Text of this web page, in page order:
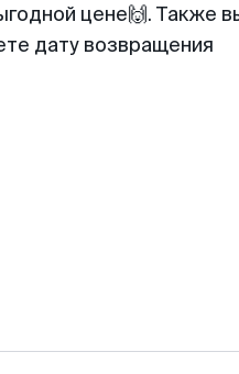
цене🙌. Также
дату возвращения